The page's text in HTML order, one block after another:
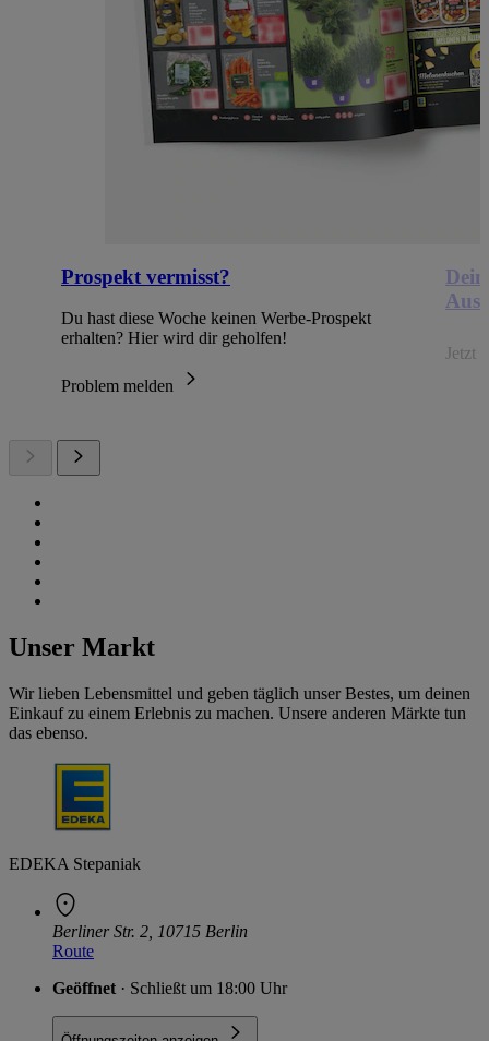
Prospekt vermisst?
Du hast diese Woche keinen Werbe-Prospekt
erhalten? Hier wird dir geholfen!
Problem melden
Jetzt
Unser Markt
Wir lieben Lebensmittel und geben täglich unser Bestes, um deinen
Einkauf zu einem Erlebnis zu machen. Unsere anderen Märkte tun
das ebenso.
EDEKA Stepaniak
Berliner Str. 2, 10715 Berlin
Route
Geöffnet · Schließt um 18:00 Uhr